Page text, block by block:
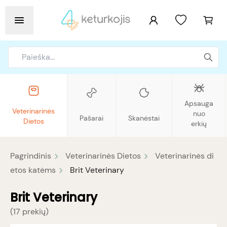
Veterinarinės
Dietos
Pašarai Skanėstai
Apsauga
nuo
erkių
Pagrindinis Veterinarinės Dietos
Veterinarinės di
etos katėms
Brit Veterinary
Brit Veterinary
(17 prekių)